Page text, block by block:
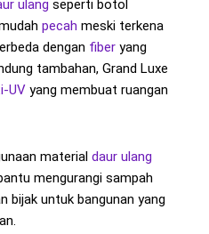
ulang seperti botol
pecah meski terkena
dengan fiber yang
tambahan, Grand Luxe
UV yang membuat ruangan
material daur ulang
mengurangi sampah
bijak untuk bangunan yang